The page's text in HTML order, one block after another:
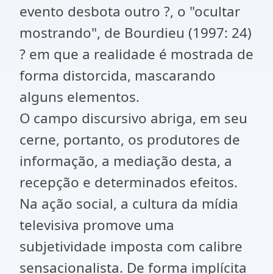
evento desbota outro ?, o "ocultar
mostrando", de Bourdieu (1997: 24)
? em que a realidade é mostrada de
forma distorcida, mascarando
alguns elementos.
O campo discursivo abriga, em seu
cerne, portanto, os produtores de
informação, a mediação desta, a
recepção e determinados efeitos.
Na ação social, a cultura da mídia
televisiva promove uma
subjetividade imposta com calibre
sensacionalista. De forma implícita